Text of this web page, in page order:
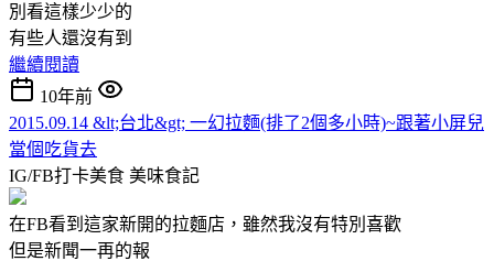
別看這樣少少的
有些人還沒有到
繼續閱讀
10年前
2015.09.14 &lt;台北&gt; 一幻拉麵(排了2個多小時)~跟著小屏兒
當個吃貨去
IG/FB打卡美食 美味食記
在FB看到這家新開的拉麵店，雖然我沒有特別喜歡
但是新聞一再的報